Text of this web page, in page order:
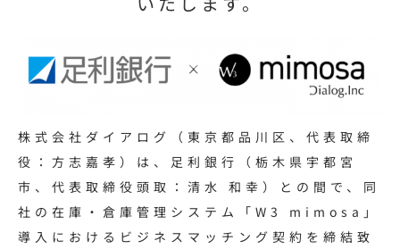
株式会社ダイアログ（東京都品川区、代表取締
役：方志嘉孝）は、足利銀行（栃木県宇都宮
市、代表取締役頭取：清水 和幸）との間で、同
社の在庫・倉庫管理システム「W3 mimosa」
導入におけるビジネスマッチング契約を締結致